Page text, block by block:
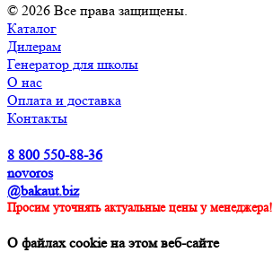
© 2026 Все права защищены.
Каталог
Дилерам
Генератор для школы
О нас
Оплата и доставка
Контакты
8 800 550-88-36
novoros
@bakaut.biz
Просим уточнять актуальные цены у менеджера!
О файлах cookie на этом веб-сайте